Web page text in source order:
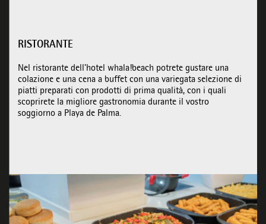
RISTORANTE
Nel ristorante dell’hotel whala!beach potrete gustare una
colazione e una cena a buffet con una variegata selezione di
piatti preparati con prodotti di prima qualità, con i quali
scoprirete la migliore gastronomia durante il vostro
soggiorno a Playa de Palma.